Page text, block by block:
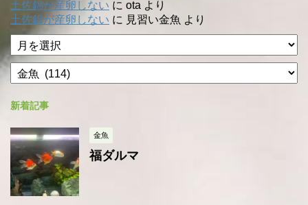
土佐錦が産卵しない に ota より
土佐錦が産卵しない に 見習い金魚 より
ア
ー
カ
イ
カ
テ
リ
ー
新着記事
金魚
福ダルマ